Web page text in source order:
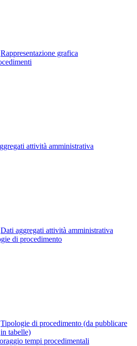
Rappresentazione grafica
attività amministrativa
Dati aggregati attività amministrativa
di procedimento
Tipologie di procedimento (da pubblicare
in tabelle)
tempi procedimentali